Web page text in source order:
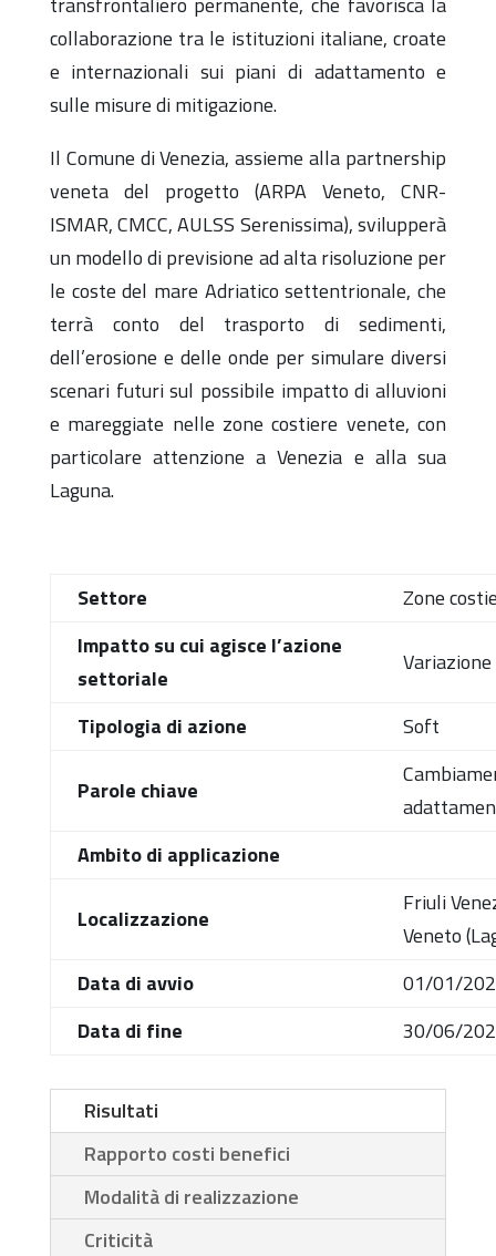
collaborazione tra le istituzioni italiane, croate
e internazionali sui piani di adattamento e
sulle misure di mitigazione.
Il Comune di Venezia, assieme alla partnership
veneta del progetto (ARPA Veneto, CNR-
ISMAR, CMCC, AULSS Serenissima), svilupperà
un modello di previsione ad alta risoluzione per
le coste del mare Adriatico settentrionale, che
terrà conto del trasporto di sedimenti,
dell’erosione e delle onde per simulare diversi
scenari futuri sul possibile impatto di alluvioni
e mareggiate nelle zone costiere venete, con
particolare attenzione a Venezia e alla sua
Laguna.
Settore
Zone
Impatto su cui agisce l’azione
settoriale
Tipologia di azione Soft
Parole chiave
Ambito di applicazione
Localizzazione
Friuli
Veneto
Data di avvio
01/01/
Data di fine
30/06/
Risultati
Rapporto costi benefici
Modalità di realizzazione
Criticità